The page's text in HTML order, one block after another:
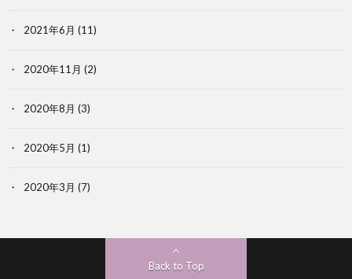
2021年6月 (11)
2020年11月 (2)
2020年8月 (3)
2020年5月 (1)
2020年3月 (7)
Back to Top